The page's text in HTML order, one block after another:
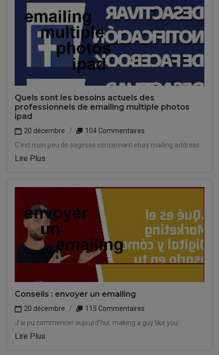
Quels sont les besoins actuels des
professionnels de emailing multiple photos
ipad
20 décembre
104 Commentaires
C'est mon peu de sagesse concernant ebay mailing address.
Lire Plus
Conseils : envoyer un emailing
20 décembre
115 Commentaires
J'ai pu commencer aujourd'hui. making a guy like you
Lire Plus